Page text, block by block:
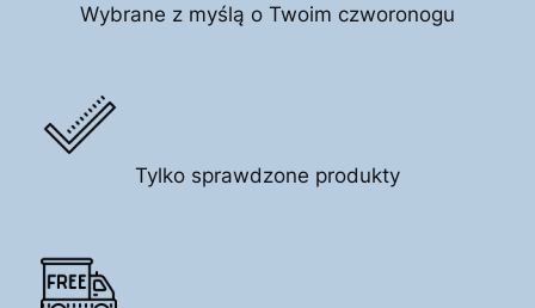
Wybrane z myślą o Twoim czworonogu
Tylko sprawdzone produkty